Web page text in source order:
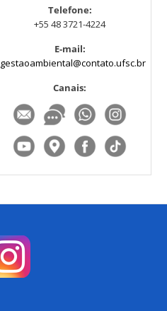
Telefone:
+55 48 3721-4224
E-mail:
gestaoambiental@contato.ufsc.br
Canais: